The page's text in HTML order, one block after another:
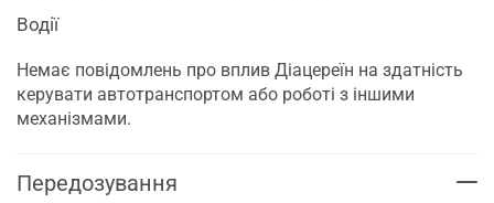
Водії
Немає повідомлень про вплив Діацереїн на здатність
керувати автотранспортом або роботі з іншими
механізмами.
Передозування